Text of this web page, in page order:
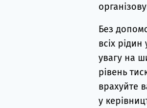
Без
всіх
увагу на
рівень
врахуйте
у